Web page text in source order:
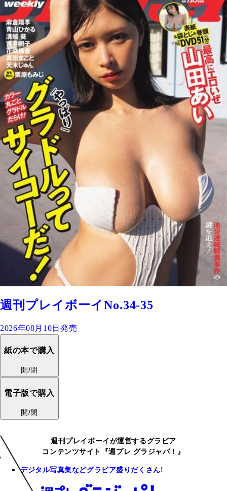
週刊プレイボーイNo.34-35
2026年08月10日発売
紙の本で購入
開/閉
電子版で購入
開/閉
週刊プレイボーイが運営するグラビア
コンテンツサイト『週プレ グラジャパ！』
デジタル写真集などグラビア盛りだくさん!